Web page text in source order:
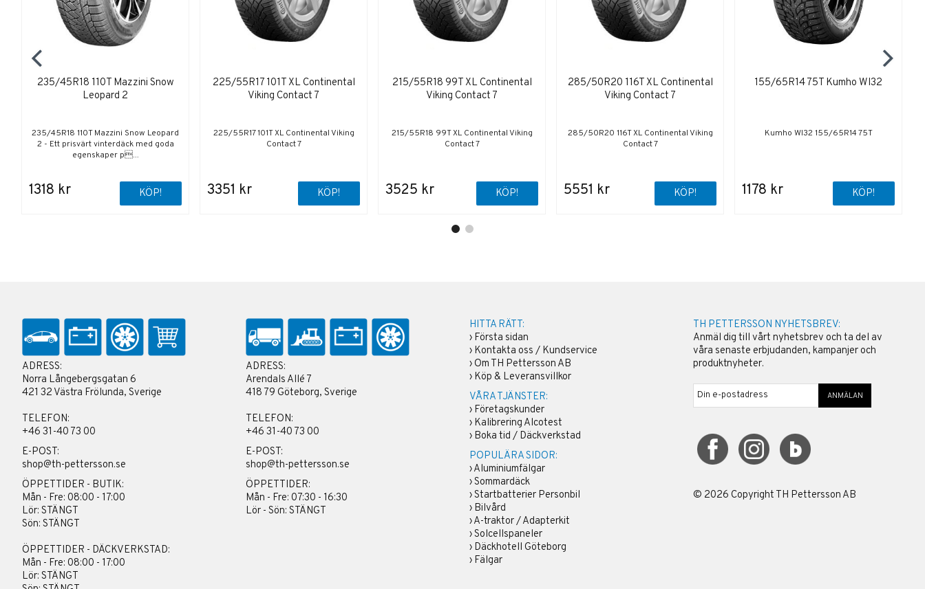
235/45R18 110T Mazzini Snow
Leopard 2
235/45R18 110T Mazzini Snow Leopard
2 - Ett prisvärt vinterdäck med goda
egenskaper p...
1318 kr KÖP!
225/55R17 101T XL Continental
Viking Contact 7
225/55R17 101T XL Continental Viking
Contact 7
3351 kr KÖP!
215/55R18 99T XL Continental
Viking Contact 7
215/55R18 99T XL Continental Viking
Contact 7
3525 kr KÖP!
285/50R20 116T XL Continental
Viking Contact 7
285/50R20 116T XL Continental Viking
Contact 7
5551 kr KÖP!
155/65R14 75T Kumho WI32
Kumho WI32 155/65R14 75T
1178 kr KÖP!
ADRESS:
Norra Långebergsgatan 6
421 32 Västra Frölunda, Sverige
TELEFON:
+46 31-40 73 00
E-POST:
shop@th-pettersson.se
ÖPPETTIDER - BUTIK:
Mån - Fre: 08:00 - 17:00
Lör: STÄNGT
Sön: STÄNGT
ÖPPETTIDER - DÄCKVERKSTAD:
Mån - Fre: 08:00 - 17:00
Lör: STÄNGT
ADRESS:
Arendals Allé 7
418 79 Göteborg, Sverige
TELEFON:
+46 31-40 73 00
E-POST:
shop@th-pettersson.se
ÖPPETTIDER:
Mån - Fre: 07:30 - 16:30
Lör - Sön: STÄNGT
HITTA RÄTT:
› Första sidan
› Kontakta oss / Kundservice
› Om TH Pettersson AB
› Köp & Leveransvillkor
VÅRA TJÄNSTER:
› Företagskunder
› Kalibrering Alcotest
› Boka tid / Däckverkstad
POPULÄRA SIDOR:
›Aluminiumfälgar
›Sommardäck
›Startbatterier Personbil
› Bilvård
›A-traktor / Adapterkit
›Solcellspaneler
› Däckhotell Göteborg
› Fälgar
TH PETTERSSON NYHETSBREV:
Anmäl dig till vårt nyhetsbrev och ta del av
våra senaste erbjudanden, kampanjer och
produktnyheter.
ANMÄLAN
© 2026 Copyright TH Pettersson AB